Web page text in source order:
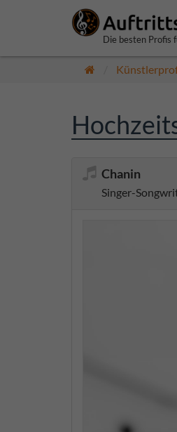
Die besten Profis
Chanin
Singer-